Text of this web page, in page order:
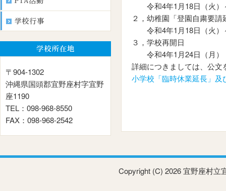
〒904-1302
沖縄県国頭郡宜野座村字宜野
座1190
TEL：098-968-8550
FAX：098-968-2542
令和4年1月18日（火）
２，幼稚園「登園自粛要請
令和4年1月18日（火）
３，学校再開日
令和4年1月24日（月）
詳細につきましては、公文
小学校「臨時休業延長」
Copyright (C) 2026 宜野座村立